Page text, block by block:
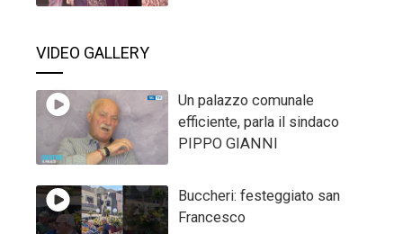
VIDEO GALLERY
Un palazzo comunale
efficiente, parla il sindaco
PIPPO GIANNI
Buccheri: festeggiato san
Francesco